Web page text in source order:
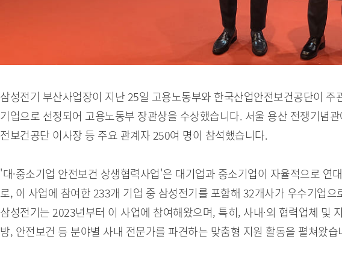
삼성전기 부산사업장이 지난 25일 고용노동부와 한국산업안전보건공단이 주
기업으로 선정되어 고용노동부 장관상을 수상했습니다. 서울 용산 전쟁기념
전보건공단 이사장 등 주요 관계자 250여 명이 참석했습니다.
'대·중소기업 안전보건 상생협력사업'은 대기업과 중소기업이 자율적으로
로, 이 사업에 참여한 233개 기업 중 삼성전기를 포함해 32개사가 우수기업으
삼성전기는 2023년부터 이 사업에 참여해왔으며, 특히, 사내·외 협력업체 및
방, 안전보건 등 분야별 사내 전문가를 파견하는 맞춤형 지원 활동을 펼쳐왔습